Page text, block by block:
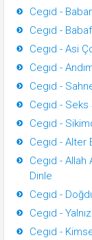
Cegıd -
Cegıd -
Cegıd - Asi
Cegıd -
Cegıd -
Cegıd - Seks
Cegıd -
Cegıd - Alter
Cegıd - Allah
Dinle
Cegıd -
Cegıd -
Cegıd -